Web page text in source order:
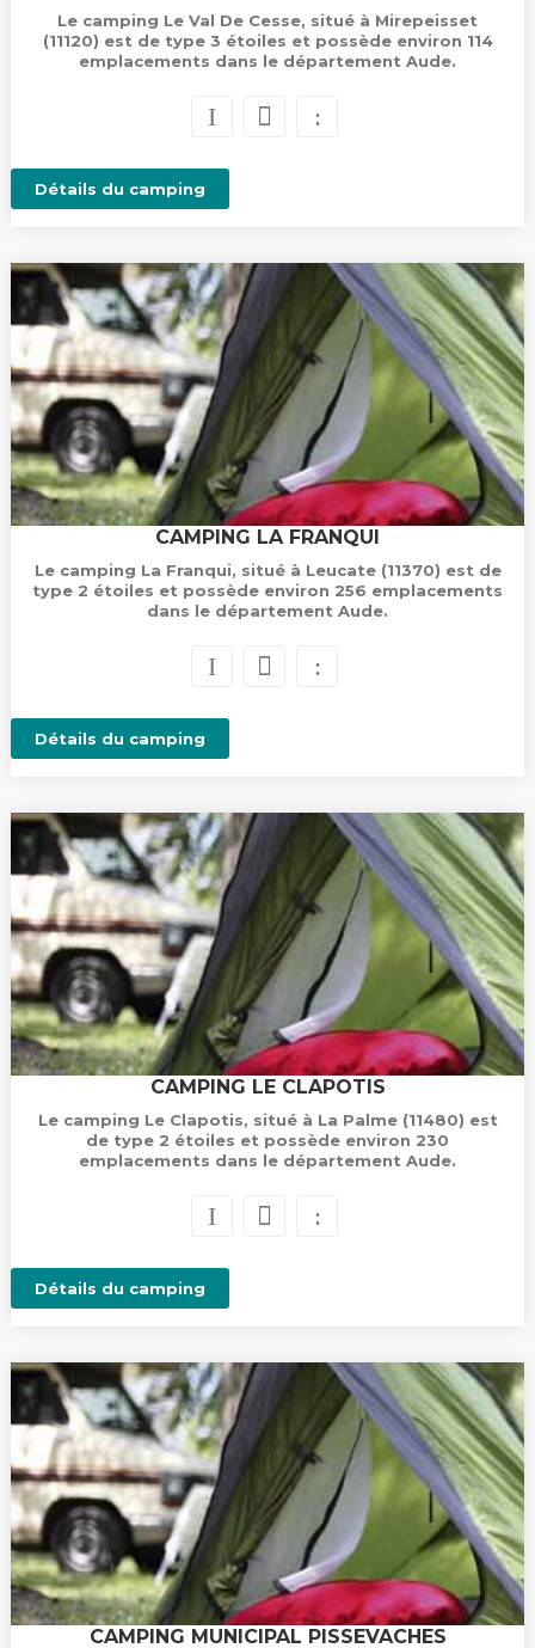
Le camping Le Val De Cesse, situé à Mirepeisset
(11120) est de type 3 étoiles et possède environ 114
emplacements dans le département Aude.
Détails du camping
CAMPING LA FRANQUI
Le camping La Franqui, situé à Leucate (11370) est de
type 2 étoiles et possède environ 256 emplacements
dans le département Aude.
Détails du camping
CAMPING LE CLAPOTIS
Le camping Le Clapotis, situé à La Palme (11480) est
de type 2 étoiles et possède environ 230
emplacements dans le département Aude.
Détails du camping
CAMPING MUNICIPAL PISSEVACHES